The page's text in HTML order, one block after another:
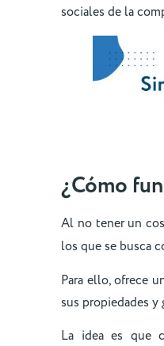
sociales de la
¿Cómo
Al no tener un
los que se busca
Para ello, ofrece
sus propiedades y
La idea es que